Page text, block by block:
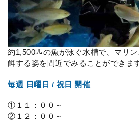
約1,500匹の魚が泳ぐ水槽で、マリ
餌する姿を間近でみることができま
毎週 日曜日 / 祝日 開催
①１１：００～
②１２：００～